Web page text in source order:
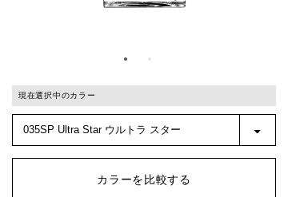
現在選択中のカラー
カラーを比較する